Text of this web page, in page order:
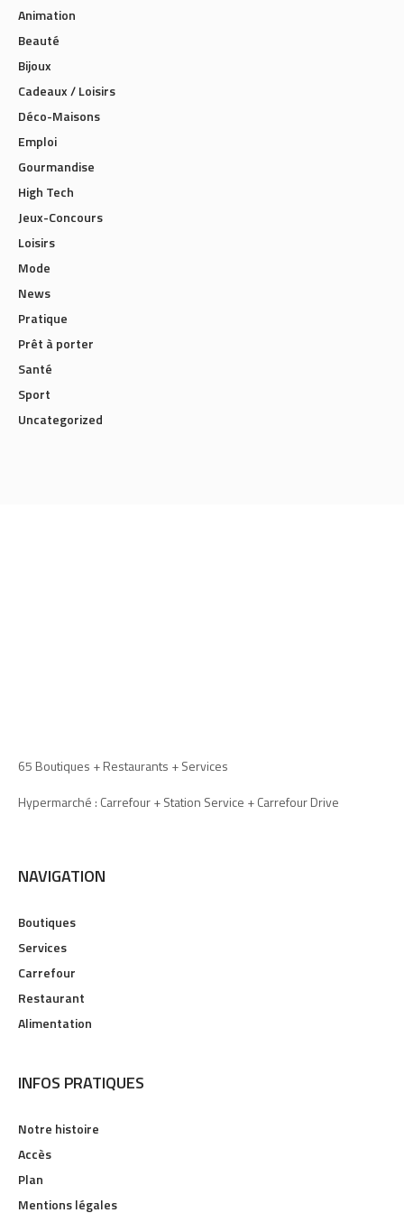
Animation
Beauté
Bijoux
Cadeaux / Loisirs
Déco-Maisons
Emploi
Gourmandise
High Tech
Jeux-Concours
Loisirs
Mode
News
Pratique
Prêt à porter
Santé
Sport
Uncategorized
65 Boutiques + Restaurants + Services
Hypermarché : Carrefour + Station Service + Carrefour Drive
NAVIGATION
Boutiques
Services
Carrefour
Restaurant
Alimentation
INFOS PRATIQUES
Notre histoire
Accès
Plan
Mentions légales